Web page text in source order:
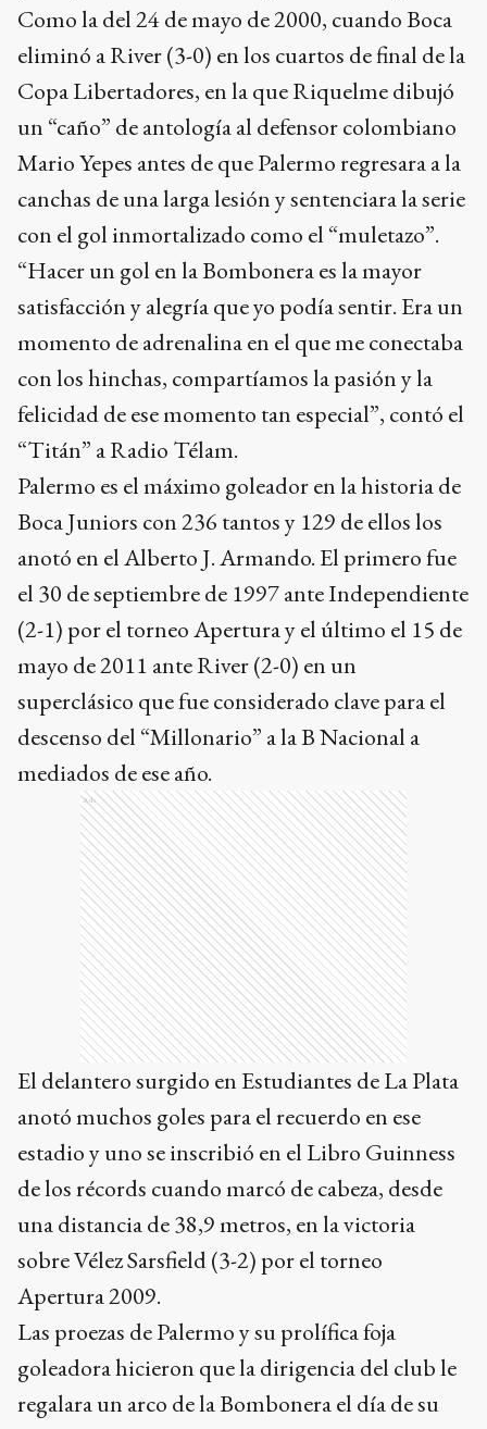
Como la del 24 de mayo de 2000, cuando Boca
eliminó a River (3-0) en los cuartos de final de la
Copa Libertadores, en la que Riquelme dibujó
un “caño” de antología al defensor colombiano
Mario Yepes antes de que Palermo regresara a la
canchas de una larga lesión y sentenciara la serie
con el gol inmortalizado como el “muletazo”.
“Hacer un gol en la Bombonera es la mayor
satisfacción y alegría que yo podía sentir. Era un
momento de adrenalina en el que me conectaba
con los hinchas, compartíamos la pasión y la
felicidad de ese momento tan especial”, contó el
“Titán” a Radio Télam.
Palermo es el máximo goleador en la historia de
Boca Juniors con 236 tantos y 129 de ellos los
anotó en el Alberto J. Armando. El primero fue
el 30 de septiembre de 1997 ante Independiente
(2-1) por el torneo Apertura y el último el 15 de
mayo de 2011 ante River (2-0) en un
superclásico que fue considerado clave para el
descenso del “Millonario” a la B Nacional a
mediados de ese año.
Ads
El delantero surgido en Estudiantes de La Plata
anotó muchos goles para el recuerdo en ese
estadio y uno se inscribió en el Libro Guinness
de los récords cuando marcó de cabeza, desde
una distancia de 38,9 metros, en la victoria
sobre Vélez Sarsfield (3-2) por el torneo
Apertura 2009.
Las proezas de Palermo y su prolífica foja
goleadora hicieron que la dirigencia del club le
regalara un arco de la Bombonera el día de su